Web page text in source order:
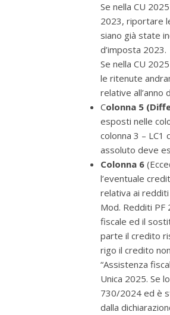
Se nella CU
2023, riportare
siano già state
d’imposta 2023.
Se nella CU
le ritenute
relative all’anno
Colonna 5
esposti nelle
colonna 3 – LC1
assoluto deve
Colonna 6
l’eventuale
relativa ai
Mod. Redditi PF
fiscale ed il
parte il credito
rigo il credito
“Assistenza
Unica 2025. Se
730/2024 ed è
dalla